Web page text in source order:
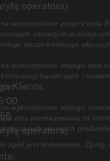
wykorzystanie przez Veolia
zawartych w
bezpośredniego
wykorzystanie mojego
informacji handlowych i
wykorzystanie mojego
w celu przekazywania mi
własnych
zgód jest dobrowolne. Zgody
operatora)
Klienta:
operatora)